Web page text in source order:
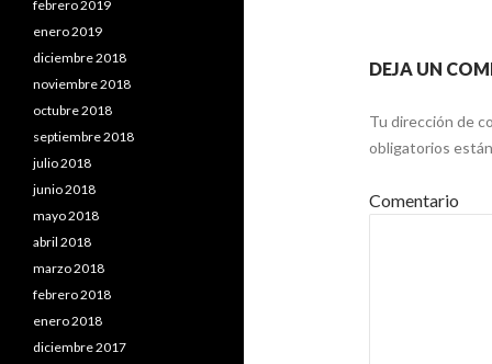
DEJA UN
Tu dirección de
obligatorios
Comentario
febrero 2019
enero 2019
diciembre 2018
noviembre 2018
octubre 2018
septiembre 2018
julio 2018
junio 2018
mayo 2018
abril 2018
marzo 2018
febrero 2018
enero 2018
diciembre 2017